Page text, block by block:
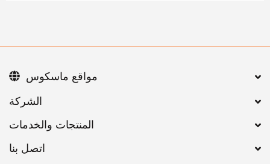
اتصل بنا
مواقع ماسكوس